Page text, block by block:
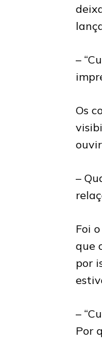
–
Os
–
Foi
que
por
–
Por